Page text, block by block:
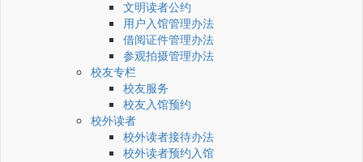
文明读者公约
用户入馆管理办法
借阅证件管理办法
参观拍摄管理办法
校友专栏
校友服务
校友入馆预约
校外读者
校外读者接待办法
校外读者预约入馆